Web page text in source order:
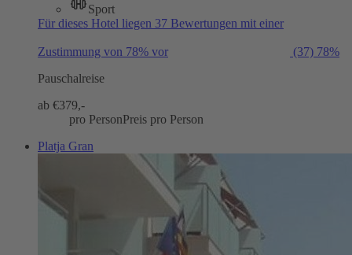
Sport
Für dieses Hotel liegen 37 Bewertungen mit einer
Zustimmung von 78% vor (37) 78%
Pauschalreise
ab €379,-
pro PersonPreis pro Person
Platja Gran